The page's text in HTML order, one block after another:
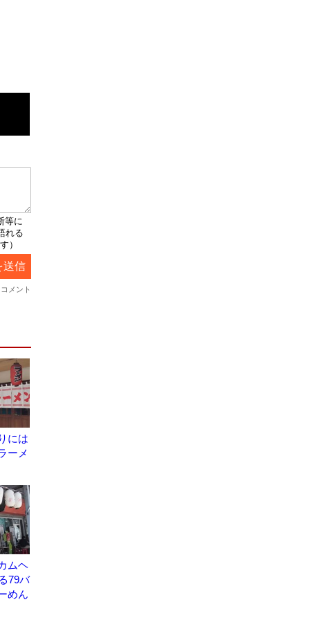
には
ーメ
ムヘ
79バ
めん